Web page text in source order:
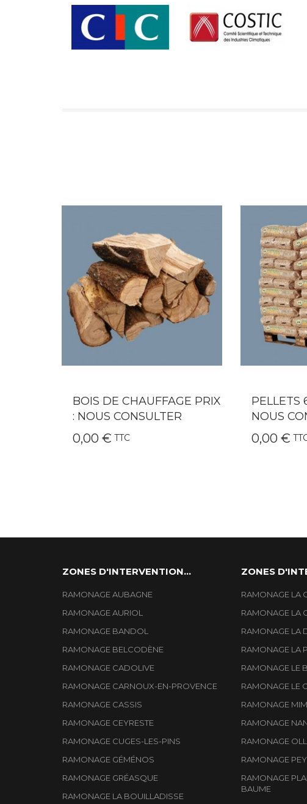
PELLETS 66 SACS PRIX :
NOUS CONSULTER
0,00 € TTC
QAÏTO 30
249,00 €
ZONES D'INTERVENTION...
RAMONAGE AUBAGNE
RAMONAGE AURIOL
RAMONAGE BANDOL
RAMONAGE BELCODÈNE
RAMONAGE CADOLIVE
RAMONAGE CARNOUX-EN-PROVENCE
RAMONAGE CASSIS
RAMONAGE CEYRESTE
RAMONAGE CUGES-LES-PINS
RAMONAGE GÉMÉNOS
RAMONAGE GRÉASQUE
RAMONAGE LA BOUILLADISSE
ZONES
RAMONAGE LA
RAMONAGE LA
RAMONAGE LA
RAMONAGE LA
RAMONAGE LE
RAMONAGE LE
RAMONAGE
RAMONAGE
RAMONAGE
RAMONAGE
RAMONAGE
BAUME